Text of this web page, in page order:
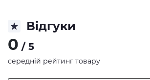
Відгуки
0 / 5
середній рейтинг товару